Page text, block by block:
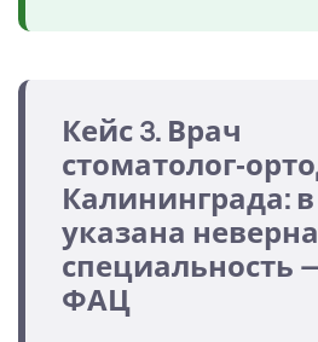
Кейс 3. Врач
Калининграда:
указана
специальность
ФАЦ